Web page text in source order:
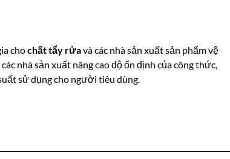
chochất tẩy rửavà các nhà sản xuất sản phẩm vệ
nhà sản xuất nâng cao độ ổn định của công thức,
sử dụng cho người tiêu dùng.